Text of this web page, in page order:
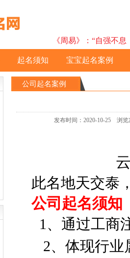
《周易》：“自强不
起名须知 宝宝起名案例
公司起名案例
发布时间：2020-10-25 浏
此名地天交泰
公司起名须知
1、通过工商
2、体现行业